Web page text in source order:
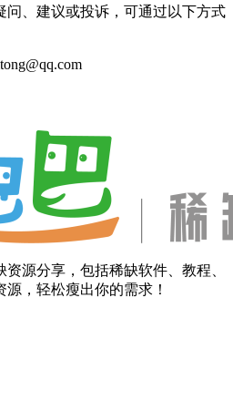
问、建议或投诉，可通过以下方式
源分享，包括稀缺软件、教程、
，轻松瘦出你的需求！